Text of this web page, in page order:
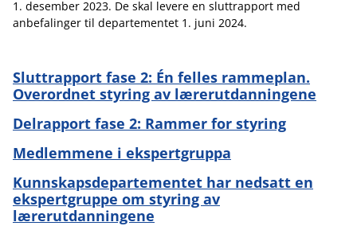
1. desember 2023. De skal levere en sluttrapport med
anbefalinger til departementet 1. juni 2024.
Sluttrapport fase 2: Én felles rammeplan.
Overordnet styring av lærerutdanningene
Delrapport fase 2: Rammer for styring
Medlemmene i ekspertgruppa
Kunnskapsdepartementet har nedsatt en
ekspertgruppe om styring av
lærerutdanningene